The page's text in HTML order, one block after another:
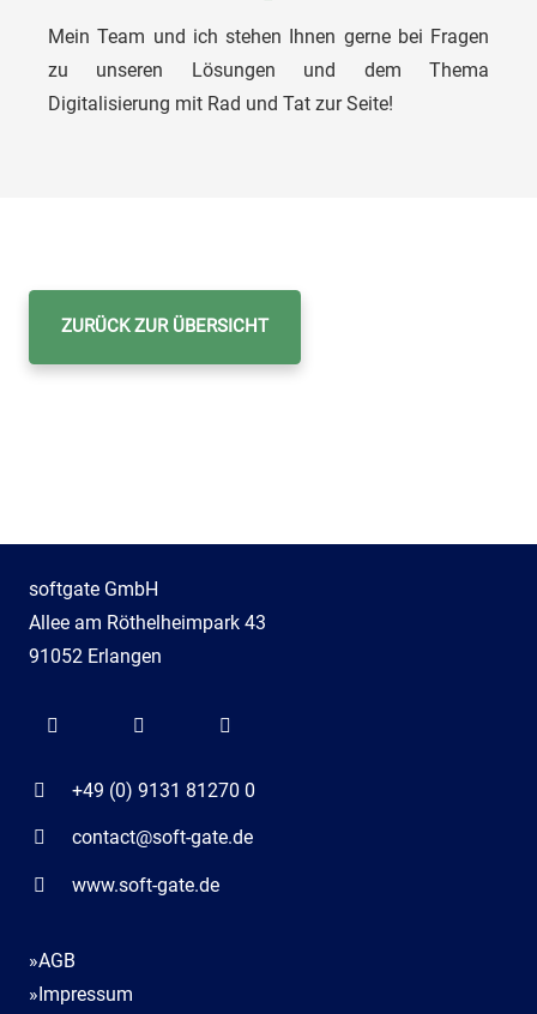
Mein Team und ich stehen Ihnen gerne bei Fragen
zu unseren Lösungen und dem Thema
Digitalisierung mit Rad und Tat zur Seite!
Ulrich Köstner
Bereichsleiter Embedded Systems
ZURÜCK ZUR ÜBERSICHT
softgate GmbH
Allee am Röthelheimpark 43
91052 Erlangen
+49 (0) 9131 81270 0
contact@soft-gate.de
www.soft-gate.de
»AGB
»Impressum